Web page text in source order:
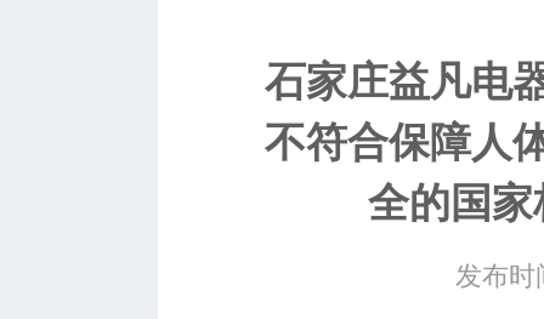
石家庄益凡电
不符合保障人
全的国
发布时